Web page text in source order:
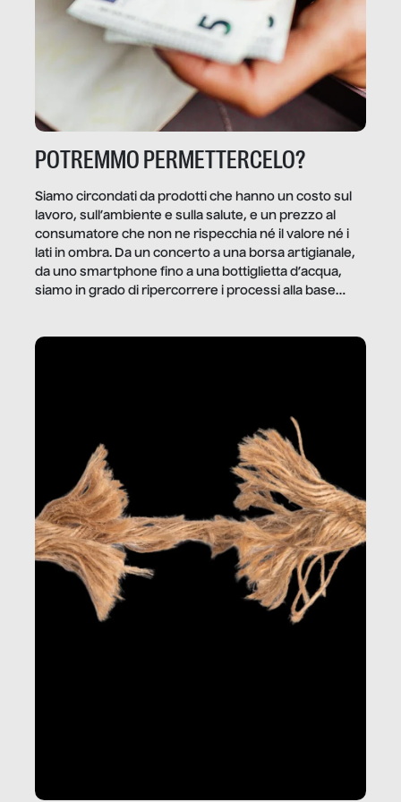
POTREMMO PERMETTERCELO?
Siamo circondati da prodotti che hanno un costo sul
lavoro, sull’ambiente e sulla salute, e un prezzo al
consumatore che non ne rispecchia né il valore né i
lati in ombra. Da un concerto a una borsa artigianale,
da uno smartphone fino a una bottiglietta d’acqua,
siamo in grado di ripercorrere i processi alla base
dietro gli oggetti e i servizi che fanno la nostra vita